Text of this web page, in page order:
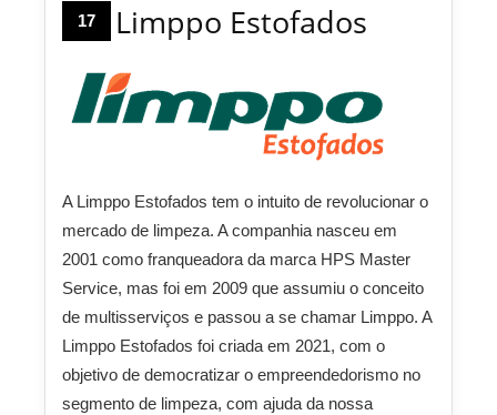
17 Limppo Estofados
A Limppo Estofados tem o intuito de revolucionar o
mercado de limpeza. A companhia nasceu em
2001 como franqueadora da marca HPS Master
Service, mas foi em 2009 que assumiu o conceito
de multisserviços e passou a se chamar Limppo. A
Limppo Estofados foi criada em 2021, com o
objetivo de democratizar o empreendedorismo no
segmento de limpeza, com ajuda da nossa